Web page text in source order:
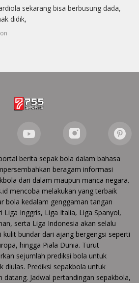
sekarang bisa berbusung dada,
didik,
berita sepak bola dalam bahasa
beragam informasi
dari dalam maupun manca negara.
mencoba melakukan yang terbaik
bola kedalam genggaman tangan
Liga Inggris, Liga Italia, Liga Spanyol,
serta Liga Indonesia akan selalu
kulit bundar dari ajang bergengsi seperti
hingga Piala Dunia. Turut
sejumlah prediksi bola untuk
diulas. Prediksi sepakbola untuk
datang. Jadwal pertandingan sepakbola,